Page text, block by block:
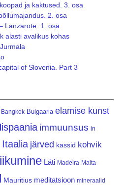
ja kaktused. 3. osa
2. osa
Lanzarote. 1. osa
alasti avalikus kohas
of Slovenia. Part 3
Bangkok Bulgaaria elamise kunst
immuunsus in
Itaalia järved kassid kohvik
Läti Madeira Malta
Mauritius meditatsioon mineraalid